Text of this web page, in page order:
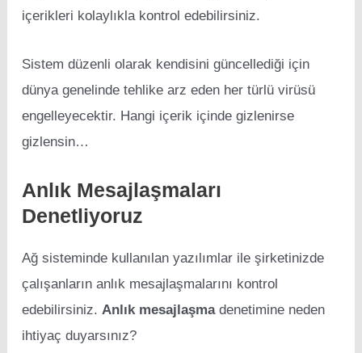
içerikleri kolaylıkla kontrol edebilirsiniz.
Sistem düzenli olarak kendisini güncellediği için
dünya genelinde tehlike arz eden her türlü virüsü
engelleyecektir. Hangi içerik içinde gizlenirse
gizlensin…
Anlık Mesajlaşmaları
Denetliyoruz
Ağ sisteminde kullanılan yazılımlar ile şirketinizde
çalışanların anlık mesajlaşmalarını kontrol
edebilirsiniz. Anlık mesajlaşmadenetimine neden
ihtiyaç duyarsınız?